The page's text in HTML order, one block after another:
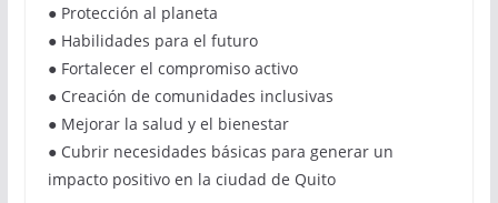
● Protección al planeta
● Habilidades para el futuro
● Fortalecer el compromiso activo
● Creación de comunidades inclusivas
● Mejorar la salud y el bienestar
● Cubrir necesidades básicas para generar un
impacto positivo en la ciudad de Quito